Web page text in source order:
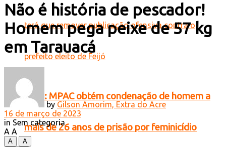
Feijó: MPAC obtém condenação de homem a
mais de 26 anos de prisão por feminicídio
Não é história de pescador!
Homem pega peixe de 57 kg
em Tarauacá
by Gilson Amorim, Extra do Acre
16 de março de 2023
in Sem categoria
A A
A
A